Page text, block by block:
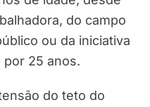
do campo
ou da iniciativa
25 anos.
do teto do